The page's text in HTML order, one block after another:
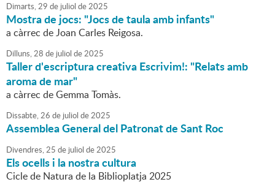
Dimarts,29 de juliol de2025
Mostra de jocs: "Jocs de taula amb infants"
a càrrec de Joan Carles Reigosa.
Dilluns,28 de juliol de2025
Taller d'escriptura creativa Escrivim!: "Relats amb
aroma de mar"
a càrrec de Gemma Tomàs.
Dissabte,26 de juliol de2025
Assemblea General del Patronat de Sant Roc
Divendres,25 de juliol de2025
Els ocells i la nostra cultura
Cicle de Natura de la Biblioplatja 2025